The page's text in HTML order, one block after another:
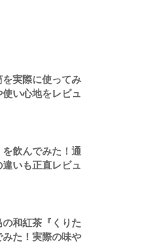
実際に使ってみ
い心地をレビュ
飲んでみた！通
いも正直レビュ
和紅茶『くりた
た！実際の味や